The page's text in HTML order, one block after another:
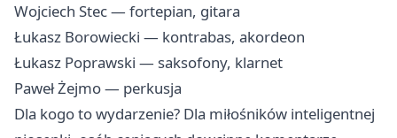
Wojciech Stec — fortepian, gitara
Łukasz Borowiecki — kontrabas, akordeon
Łukasz Poprawski — saksofony, klarnet
Paweł Żejmo — perkusja
Dla kogo to wydarzenie? Dla miłośników inteligentnej